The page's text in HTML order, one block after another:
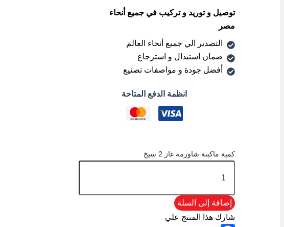
توصيل و توريد و تركيب في جميع أنحاء
مصر
التصدير الي جميع أنحاء العالم
ضمان استبدال و استرجاع
أفضل جودة و مواصفات تصنيع
انظمة الدفع المتاحة
كمية ماكينة شاورمة غاز 2 سيخ
إضافة إلى السلة
شارك هذا المنتج علي